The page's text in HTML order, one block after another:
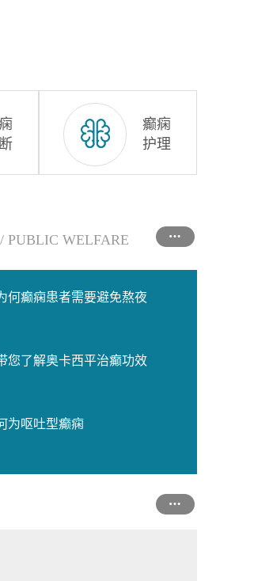
癫痫
护理
/ PUBLIC WELFARE
何癫痫患者需要避免熬夜
您了解奥卡西平治癫功效
为呕吐型癫痫